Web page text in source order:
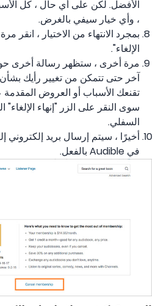
الأفضل. لكن على أي حال ، كل
، وأي خيار سيفي بالغرض.
بمجرد الانتهاء من الاختيار ، انقر
الإلغاء".
مرة أخرى ، ستظهر رسالة أخرى
آخر حتى تتمكن من تغيير رأيك بشأن
تقنعك الأسباب أو العروض المقدمة
سوى النقر على الزر "إنهاء
السفلي.
أخيرًا ، سيتم إرسال بريد إلكتروني
في Audible بالفعل.